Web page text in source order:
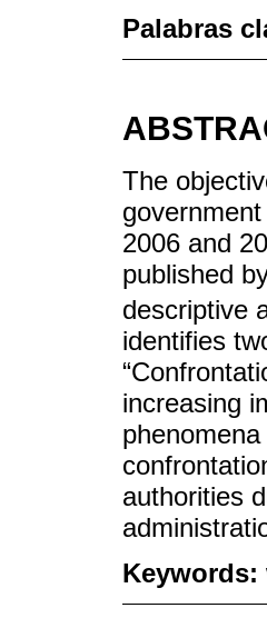
Palabras
The
2006 and
published
descriptive
identifies
increasing
authorities
Keywords: